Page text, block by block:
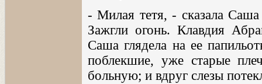
- Милая тетя, - сказала
Зажгли огонь. Клавдия
Саша глядела на ее
поблекшие, уже старые
больную; и вдруг слезы